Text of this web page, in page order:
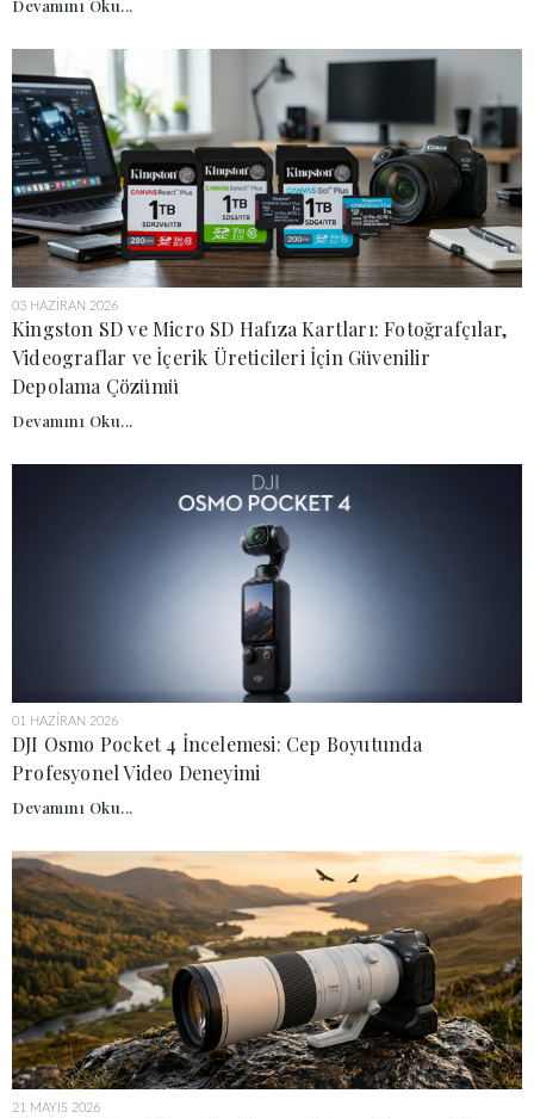
Devamını Oku...
03 HAZIRAN 2026
Kingston SD ve Micro SD Hafıza Kartları: Fotoğrafçılar,
Videograflar ve İçerik Üreticileri İçin Güvenilir
Depolama Çözümü
Devamını Oku...
01 HAZIRAN 2026
DJI Osmo Pocket 4 İncelemesi: Cep Boyutunda
Profesyonel Video Deneyimi
Devamını Oku...
21 MAYIS 2026